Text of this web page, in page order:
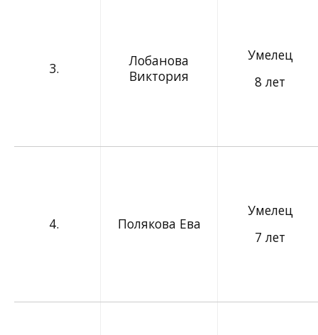
3.
Лобанова
Виктория
Умелец
8 лет
4. Полякова Ева
Умелец
7 лет